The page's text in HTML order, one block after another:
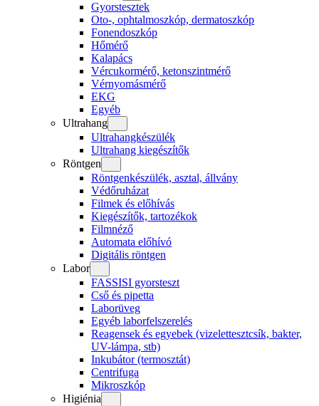
Gyorstesztek
Oto-, ophtalmoszkóp, dermatoszkóp
Fonendoszkóp
Hőmérő
Kalapács
Vércukormérő, ketonszintmérő
Vérnyomásmérő
EKG
Egyéb
Ultrahang
Ultrahangkészülék
Ultrahang kiegészítők
Röntgen
Röntgenkészülék, asztal, állvány
Védőruházat
Filmek és előhívás
Kiegészítők, tartozékok
Filmnéző
Automata előhívó
Digitális röntgen
Labor
FASSISI gyorsteszt
Cső és pipetta
Laborüveg
Egyéb laborfelszerelés
Reagensek és egyebek (vizelettesztcsík, bakter,
UV-lámpa, stb)
Inkubátor (termosztát)
Centrifuga
Mikroszkóp
Higiénia